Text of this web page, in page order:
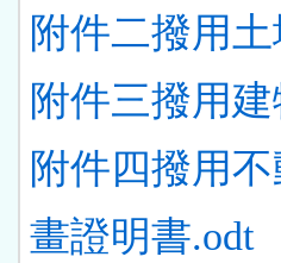
附件二撥用
附件三撥用
附件四撥用
畫證明書.odt